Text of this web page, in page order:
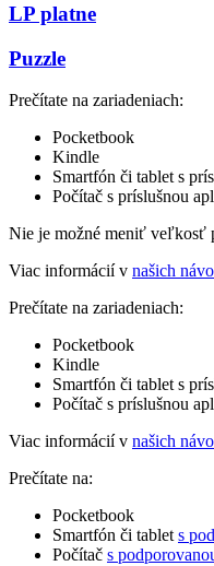
LP platne
Puzzle
Prečítate na zariadeniach:
Pocketbook
Kindle
Smartfón či tablet s
Počítač s príslušnou
Nie je možné meniť veľkosť
Viac informácií v našich
Prečítate na zariadeniach:
Pocketbook
Kindle
Smartfón či tablet s
Počítač s príslušnou
Viac informácií v našich
Prečítate na:
Pocketbook
Smartfón či tablet s
Počítač s